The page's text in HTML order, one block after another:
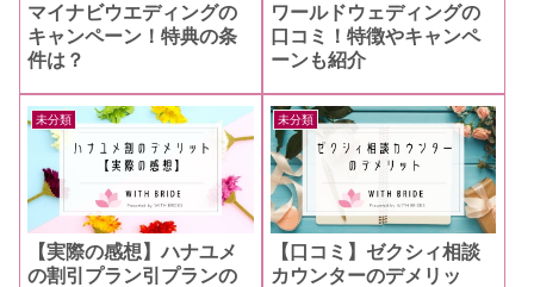
マイナビウエディングの
キャンペーン！特典の条
件は？
ワールドウェディングの
口コミ！特徴やキャンペ
ーンも紹介
未分類
【実際の感想】ハナユメ
の割引プラン引プランの
未分類
【口コミ】ゼクシィ相談
カウンターのデメリッ